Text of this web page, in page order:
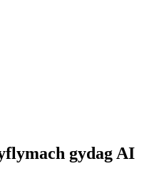
gydag AI